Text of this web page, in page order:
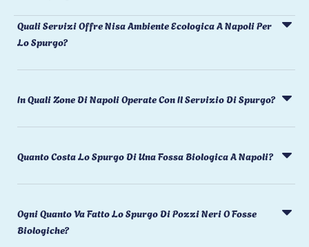
Quali Servizi Offre Nisa Ambiente Ecologica A Napoli Per
Lo Spurgo?
In Quali Zone Di Napoli Operate Con Il Servizio Di Spurgo?
Quanto Costa Lo Spurgo Di Una Fossa Biologica A Napoli?
Ogni Quanto Va Fatto Lo Spurgo Di Pozzi Neri O Fosse
Biologiche?